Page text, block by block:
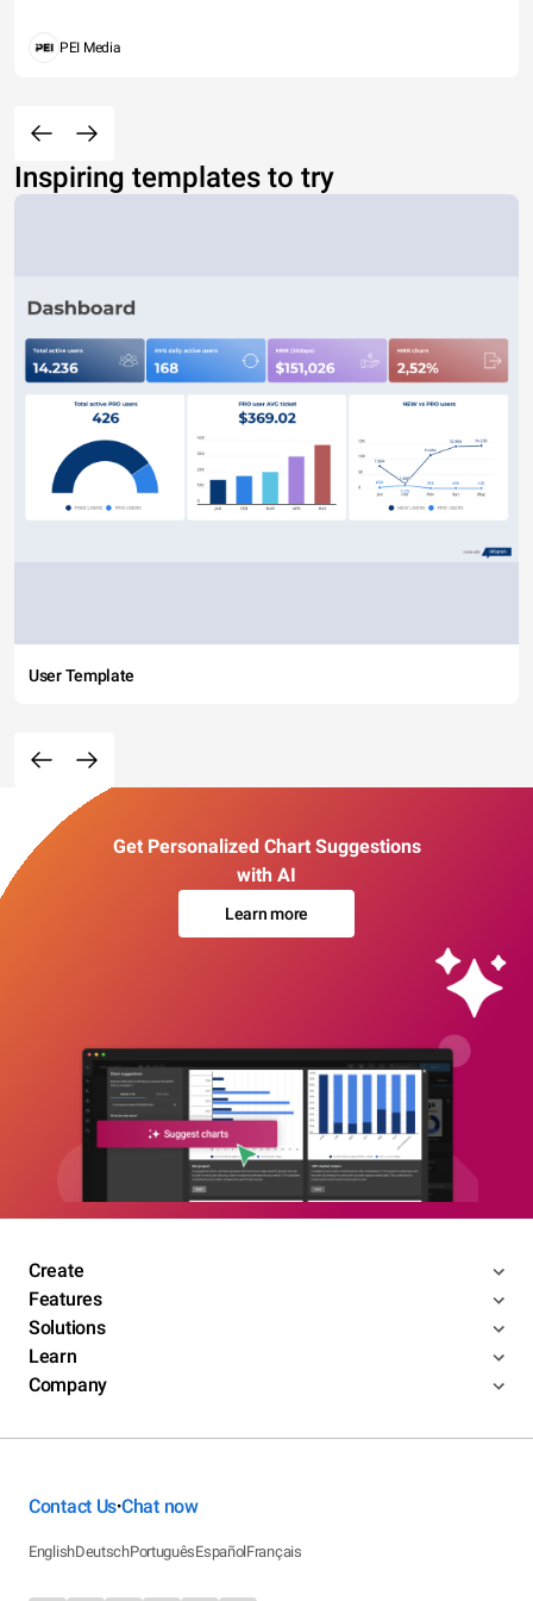
PEI Media
Inspiring templates to try
User Template
Get Personalized Chart Suggestions
with AI
Learn more
Create
Features
Solutions
Learn
Company
Contact Us•Chat now
EnglishDeutschPortuguêsEspañolFrançais